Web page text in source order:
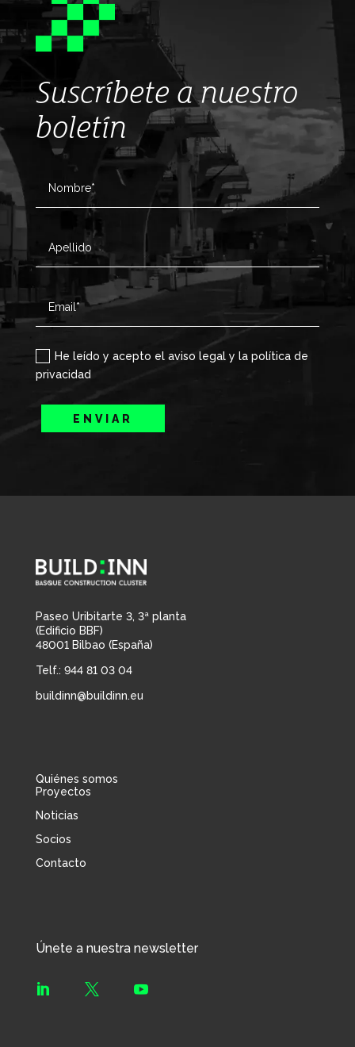
Suscríbete a nuestro
boletín
He leído y acepto el aviso legal y la política de
privacidad
ENVIAR
Paseo Uribitarte 3, 3ª planta
(Edificio BBF)
48001 Bilbao (España)
Telf.: 944 81 03 04
buildinn@buildinn.eu
Quiénes somos
Proyectos
Noticias
Socios
Contacto
Únete a nuestra newsletter
  